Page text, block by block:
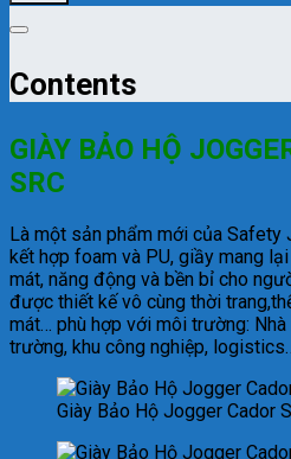
Contents
GIÀY BẢO HỘ
SRC
Là một sản phẩm mới của Safety
kết hợp foam và PU, giầy mang
mát, năng động và bền bỉ cho
được thiết kế vô cùng thời
mát… phù hợp với môi trường:
trường, khu công nghiệp,
Giày Bảo Hộ Jogger Cador